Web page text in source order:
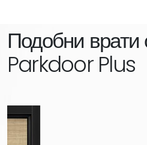
Подобни врати
Parkdoor Plus